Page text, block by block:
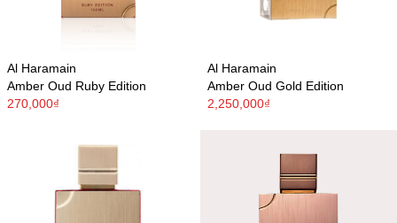
Al Haramain
Amber Oud Ruby Edition
270,000₫
Al Haramain
Amber Oud Gold Edition
2,250,000₫